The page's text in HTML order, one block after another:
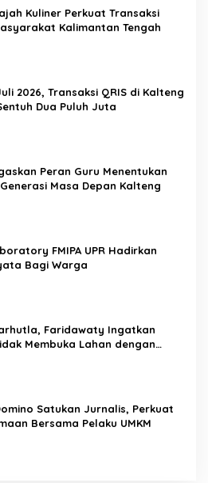
Kuliner Perkuat Transaksi
Kalimantan Tengah
2026, Transaksi QRIS di Kalteng
Dua Puluh Juta
Peran Guru Menentukan
Masa Depan Kalteng
FMIPA UPR Hadirkan
Bagi Warga
Faridawaty Ingatkan
Membuka Lahan dengan
Satukan Jurnalis, Perkuat
Bersama Pelaku UMKM